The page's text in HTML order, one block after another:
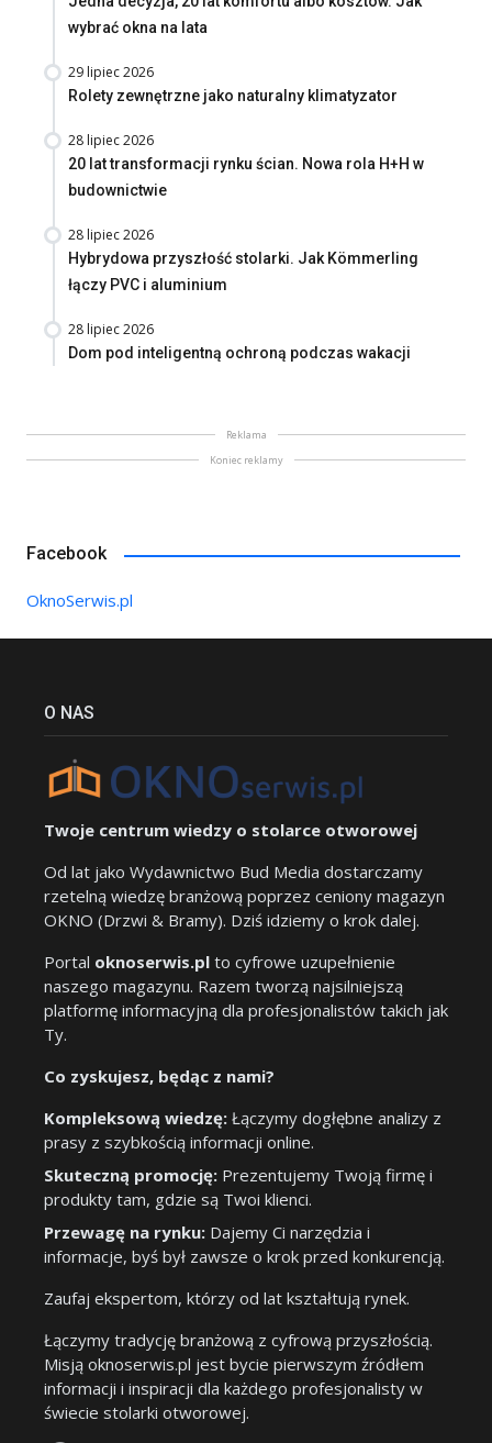
wybrać okna na lata
29 lipiec 2026
Rolety zewnętrzne jako naturalny klimatyzator
28 lipiec 2026
20 lat transformacji rynku ścian. Nowa rola H+H w
budownictwie
28 lipiec 2026
Hybrydowa przyszłość stolarki. Jak Kömmerling
łączy PVC i aluminium
28 lipiec 2026
Dom pod inteligentną ochroną podczas wakacji
Reklama
Koniec reklamy
Facebook
OknoSerwis.pl
O NAS
Twoje centrum wiedzy o stolarce otworowej
Od lat jako Wydawnictwo Bud Media dostarczamy
rzetelną wiedzę branżową poprzez ceniony magazyn
OKNO (Drzwi & Bramy). Dziś idziemy o krok dalej.
Portal oknoserwis.pl to cyfrowe uzupełnienie
naszego magazynu. Razem tworzą najsilniejszą
platformę informacyjną dla profesjonalistów takich jak
Ty.
Co zyskujesz, będąc z nami?
Kompleksową wiedzę: Łączymy dogłębne analizy z
prasy z szybkością informacji online.
Skuteczną promocję: Prezentujemy Twoją firmę i
produkty tam, gdzie są Twoi klienci.
Przewagę na rynku: Dajemy Ci narzędzia i
informacje, byś był zawsze o krok przed konkurencją.
Zaufaj ekspertom, którzy od lat kształtują rynek.
Łączymy tradycję branżową z cyfrową przyszłością.
Misją oknoserwis.pl jest bycie pierwszym źródłem
informacji i inspiracji dla każdego profesjonalisty w
świecie stolarki otworowej.